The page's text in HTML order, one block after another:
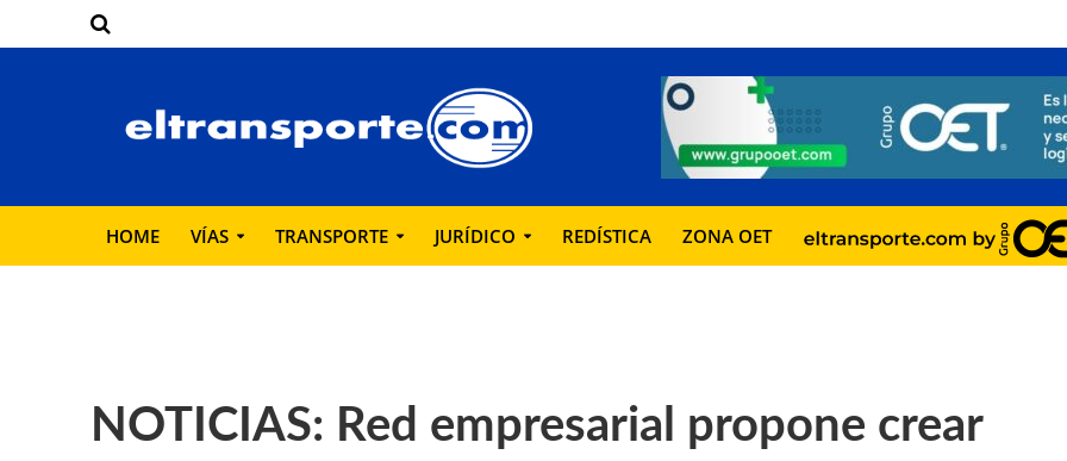
HOME VÍAS TRANSPORTE JURÍDICO REDÍSTICA ZONA OET
NOTICIAS: Red empresarial propone crear